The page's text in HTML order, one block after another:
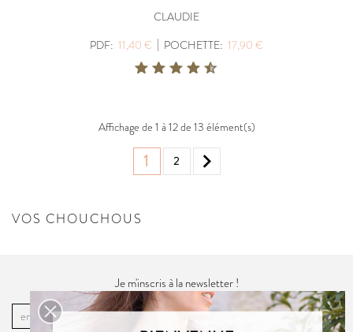
CLAUDIE
PDF: 11,40 € | POCHETTE: 17,90 €
Affichage de 1 à 12 de 13 élément(s)
1 2 
VOS CHOUCHOUS
Je m'inscris à la newsletter !
OK